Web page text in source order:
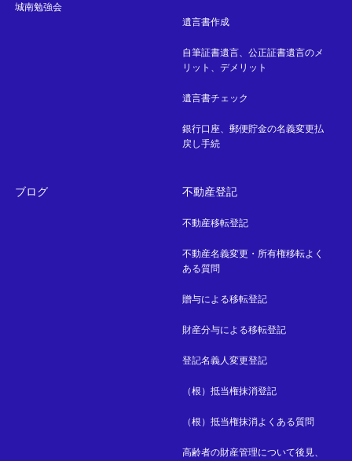
城南勉強会
遺言書作成
自筆証書遺言、公正証書遺言のメ
リット、デメリット
遺言書チェック
銀行口座、郵便貯金の名義変更払
戻し手続
ブログ 不動産登記
不動産移転登記
不動産名義変更・所有権移転よく
ある質問
贈与による移転登記
財産分与による移転登記
登記名義人変更登記
（根）抵当権抹消登記
（根）抵当権抹消よくある質問
高齢者の財産管理について後見、